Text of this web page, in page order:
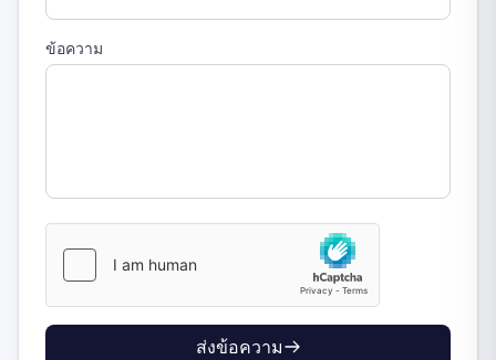
ข้อความ
ส่งข้อความ